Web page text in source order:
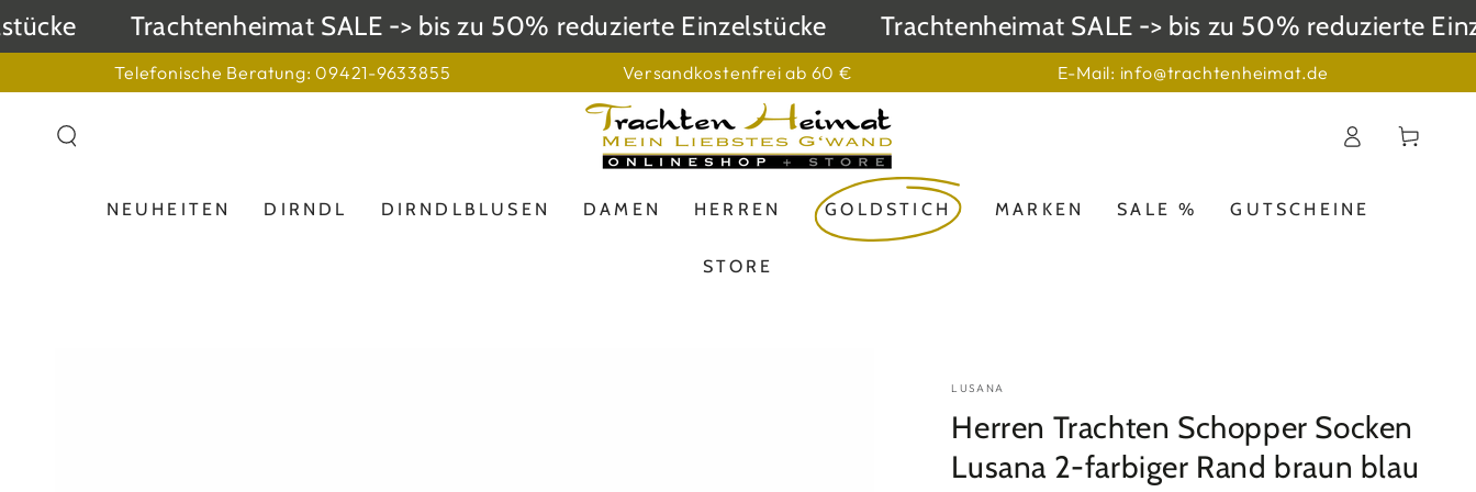
ZUM INHALT
SPRINGEN
Trachtenheimat SALE -> bis zu 50% reduzierte Einzelstücke Trachtenheimat SALE -> bis zu 50% reduzierte
Telefonische Beratung: 09421-9633855 Versandkostenfrei ab 60 € E-Mail: info@trachtenheimat.de
NEUHEITEN DIRNDL DIRNDLBLUSEN DAMEN HERREN GOLDSTICH MARKEN SALE % GUTSCHEINE
STORE
EinloggenWarenkorb
LUSANA
Herren Trachten Schopper Socken
Lusana 2-farbiger Rand braun blau